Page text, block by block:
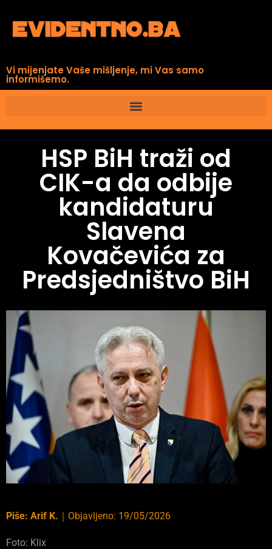
Vi mijenjate Vaše mišljenje, mi Vas samo
informišemo.
HSP BiH traži od
CIK-a da odbije
kandidaturu
Slavena
Kovačevića za
Predsjedništvo BiH
Piše: Arif K. ｜ Objavljeno: 19/05/2026
Foto: Klix